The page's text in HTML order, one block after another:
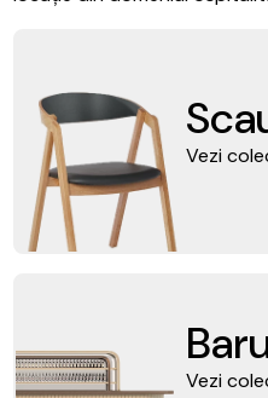
Vezi
Vezi